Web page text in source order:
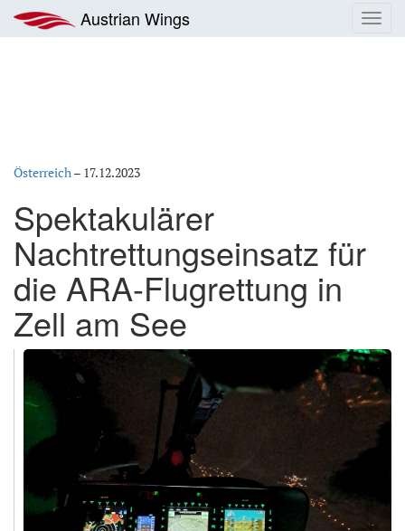
Inhalt
springen
Austrian Wings
Österreich– 17.12.2023
Spektakulärer
Nachtrettungseinsatz für
die ARA-Flugrettung in
Zell am See